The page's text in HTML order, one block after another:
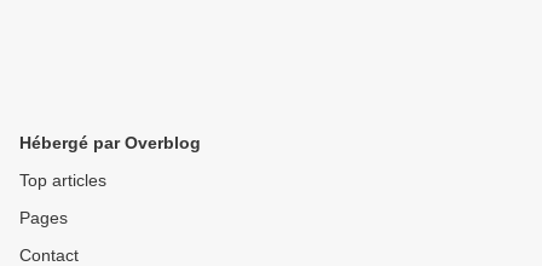
Hébergé par Overblog
Top articles
Pages
Contact